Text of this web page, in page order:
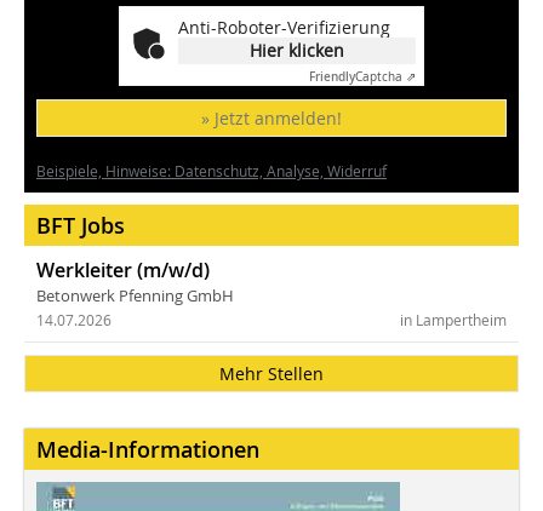
Anti-Roboter-Verifizierung
Hier klicken
FriendlyCaptcha ⇗
» Jetzt anmelden!
Beispiele, Hinweise: Datenschutz, Analyse, Widerruf
BFT Jobs
Werkleiter (m/w/d)
Betonwerk Pfenning GmbH
in Lampertheim
14.07.2026
Mehr Stellen
Media-Informationen